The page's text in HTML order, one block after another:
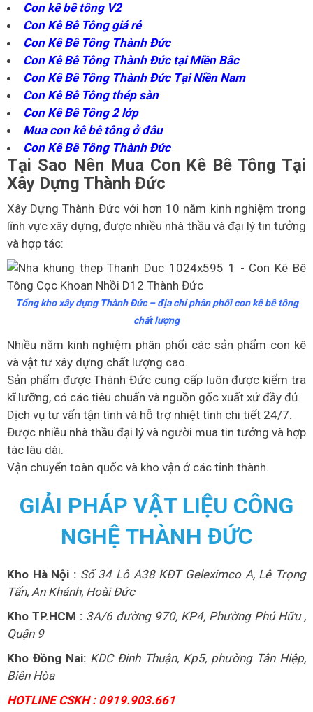
Con kê bê tông V2
Con Kê Bê Tông giá rẻ
Con Kê Bê Tông Thành Đức
Con Kê Bê Tông Thành Đức tại Miền Bắc
Con Kê Bê Tông Thành Đức Tại Niền Nam
Con Kê Bê Tông thép sàn
Con Kê Bê Tông 2 lớp
Mua con kê bê tông ở đâu
Con Kê Bê Tông Thành Đức
Tại Sao Nên Mua Con Kê Bê Tông Tại
Xây Dựng Thành Đức
Xây Dựng Thành Đức với hơn 10 năm kinh nghiệm trong
lĩnh vực xây dựng, được nhiều nhà thầu và đại lý tin tưởng
và hợp tác:
Tổng kho xây dựng Thành Đức – địa chỉ phân phối con kê bê tông
chất lượng
Nhiều năm kinh nghiệm phân phối các sản phẩm con kê
và vật tư xây dựng chất lượng cao.
Sản phẩm được Thành Đức cung cấp luôn được kiểm tra
kĩ lưỡng, có các tiêu chuẩn và nguồn gốc xuất xứ đầy đủ.
Dịch vụ tư vấn tận tình và hỗ trợ nhiệt tình chi tiết 24/7.
Được nhiều nhà thầu đại lý và người mua tin tưởng và hợp
tác lâu dài.
Vận chuyển toàn quốc và kho vận ở các tỉnh thành.
GIẢI PHÁP VẬT LIỆU CÔNG
NGHỆ THÀNH ĐỨC
Kho Hà Nội : Số 34 Lô A38 KĐT Geleximco A, Lê Trọng
Tấn, An Khánh, Hoài Đức
Kho TP.HCM : 3A/6 đường 970, KP4, Phường Phú Hữu ,
Quận 9
Kho Đồng Nai: KDC Đinh Thuận, Kp5, phường Tân Hiệp,
Biên Hòa
HOTLINE CSKH : 0919.903.661